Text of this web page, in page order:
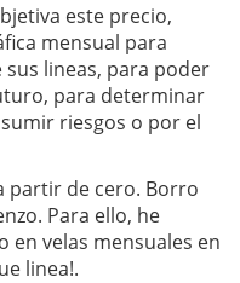
este precio,
mensual para
lineas, para poder
para determinar
riesgos o por el
partir de cero. Borro
Para ello, he
en velas mensuales en
linea!.